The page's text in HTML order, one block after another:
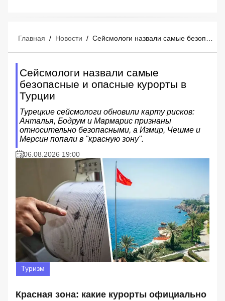
Главная / Новости /
Сейсмологи назвали самые
безопасные и опасные курорты в
Турции
Турецкие сейсмологи обновили карту рисков:
Анталья, Бодрум и Мармарис признаны
относительно безопасными, а Измир, Чешме и
Мерсин попали в "красную зону".
06.08.2026 19:00
Туризм
Красная зона: какие курорты официально